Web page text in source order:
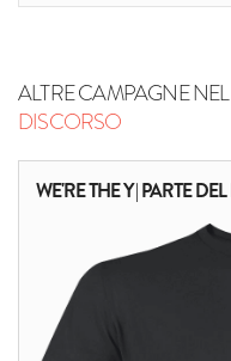
ALTRE CAMPAGNE
DISCORSO
WE'RE THE Y | PARTE